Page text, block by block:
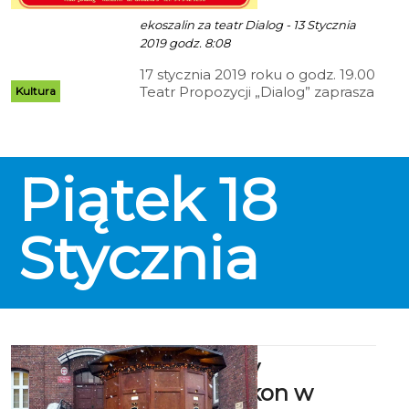
Kultura
ekoszalin za teatr Dialog - 13 Stycznia
2019 godz. 8:08
17 stycznia 2019 roku o godz. 19.00
Teatr Propozycji „Dialog” zaprasza
Piątek 18
Stycznia
Archiwalny
fotoplastykon w